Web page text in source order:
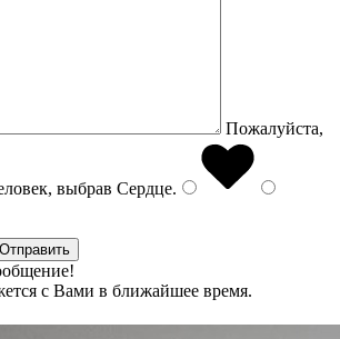
Пожалуйста,
выбрав Сердце.
с Вами в ближайшее время.